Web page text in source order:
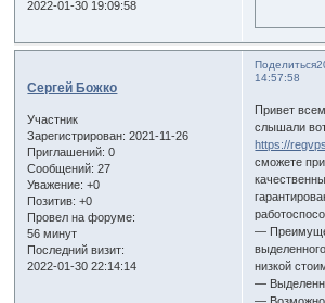
2022-01-30 19:09:58
Поделиться
14:57:58
Сергей Божко
Участник
Зарегистрирован: 2021-11-26
Приглашений: 0
Сообщений: 27
Уважение: +0
Позитив: +0
Провел на форуме:
56 минут
Последний визит:
2022-01-30 22:14:14
Привет
слышали
https://
сможете
—
низкой
—